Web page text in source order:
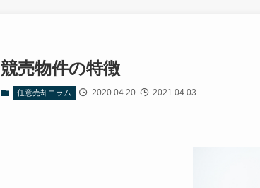
競売物件の特徴
任意売却コラム 2020.04.20 2021.04.03